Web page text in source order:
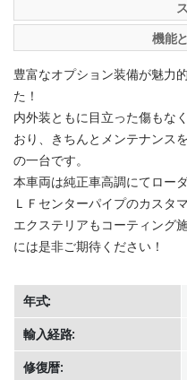
機能
豊富なオプション装備が魅力
た！
内外装ともに目立った傷もな
おり、きちんとメンテナンス
の一台です。
本車両は純正車高調にてロー
ＬＦセンターパイプのカスタ
エクステリアもコーティング
には是非ご期待ください！
年式:
輸入経路:
修復暦: